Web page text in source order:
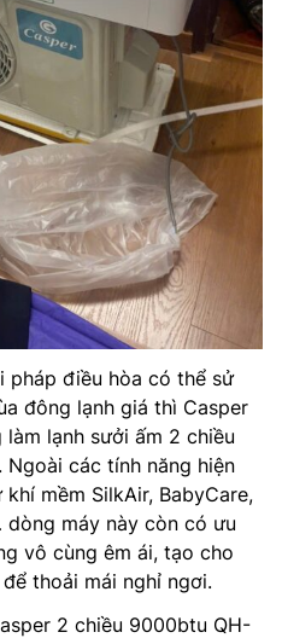
pháp điều hòa có thể sử
đông lạnh giá thì Casper
làm lạnh sưởi ấm 2 chiều
các tính năng hiện
mềm SilkAir, BabyCare,
dòng máy này còn có ưu
vô cùng êm ái, tạo cho
thoải mái nghỉ ngơi.
2 chiều 9000btu QH-